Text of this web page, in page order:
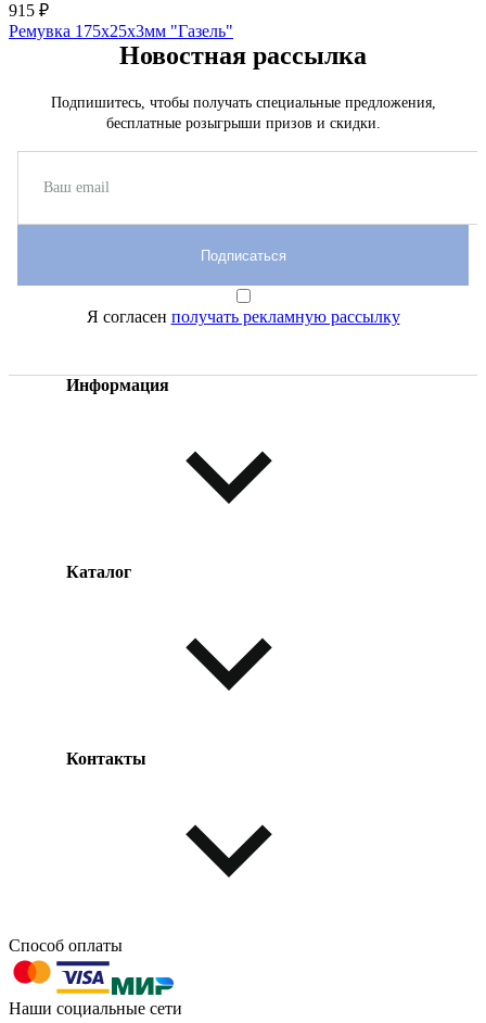
915 ₽
Ремувка 175х25х3мм "Газель"
Информация
Таблица размеров
Каталог
Контакты
603004, г. Нижний Новгород, проспект Ленина, д. 95
Новостная рассылка
Подпишитесь, чтобы получать специальные предложения,
бесплатные розыгрыши призов и скидки.
Подписаться
Я согласен получать рекламную рассылку
Способ оплаты
Наши социальные сети